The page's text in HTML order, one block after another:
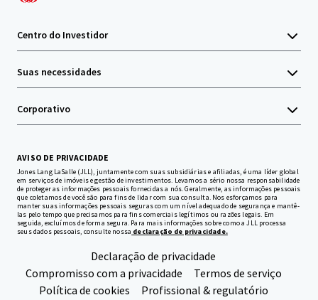
Centro do Investidor
Suas necessidades
Corporativo
AVISO DE PRIVACIDADE
Jones Lang LaSalle (JLL), juntamente com suas subsidiárias e afiliadas, é uma líder global
em serviços de imóveis e gestão de investimentos. Levamos a sério nossa responsabilidade
de proteger as informações pessoais fornecidas a nós. Geralmente, as informações pessoais
que coletamos de você são para fins de lidar com sua consulta. Nos esforçamos para
manter suas informações pessoais seguras com um nível adequado de segurança e mantê-
las pelo tempo que precisamos para fins comerciais legítimos ou razões legais. Em
seguida, excluímos de forma segura. Para mais informações sobre como a JLL processa
seus dados pessoais, consulte nossa declaração de privacidade.
Declaração de privacidade
Compromisso com a privacidade
Termos de serviço
Política de cookies
Profissional & regulatório